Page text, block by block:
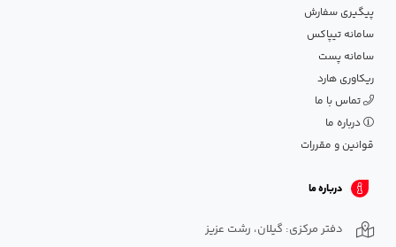
پیگیری سفارش
سامانه تیپاکس
سامانه پست
ریکاوری هارد
تماس با ما
درباره ما
قوانین و مقررات
درباره ما
دفتر مرکزی: گیلان، رشت عزیز